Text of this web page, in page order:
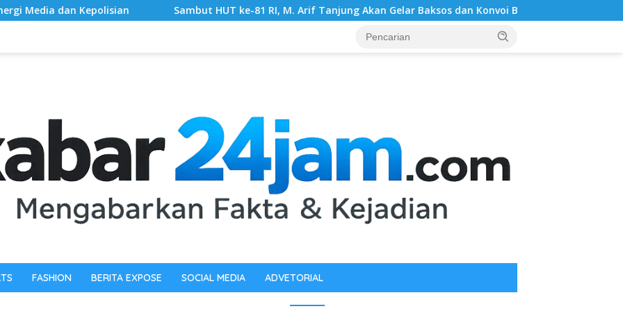
‎Sambut HUT ke-81 RI, M. Arif Tanjung Akan Gelar Baksos dan Konvoi Bersama Puluhan Abang Becak di Medan
FASHION BERITA EXPOSE SOCIAL MEDIA ADVETORIAL